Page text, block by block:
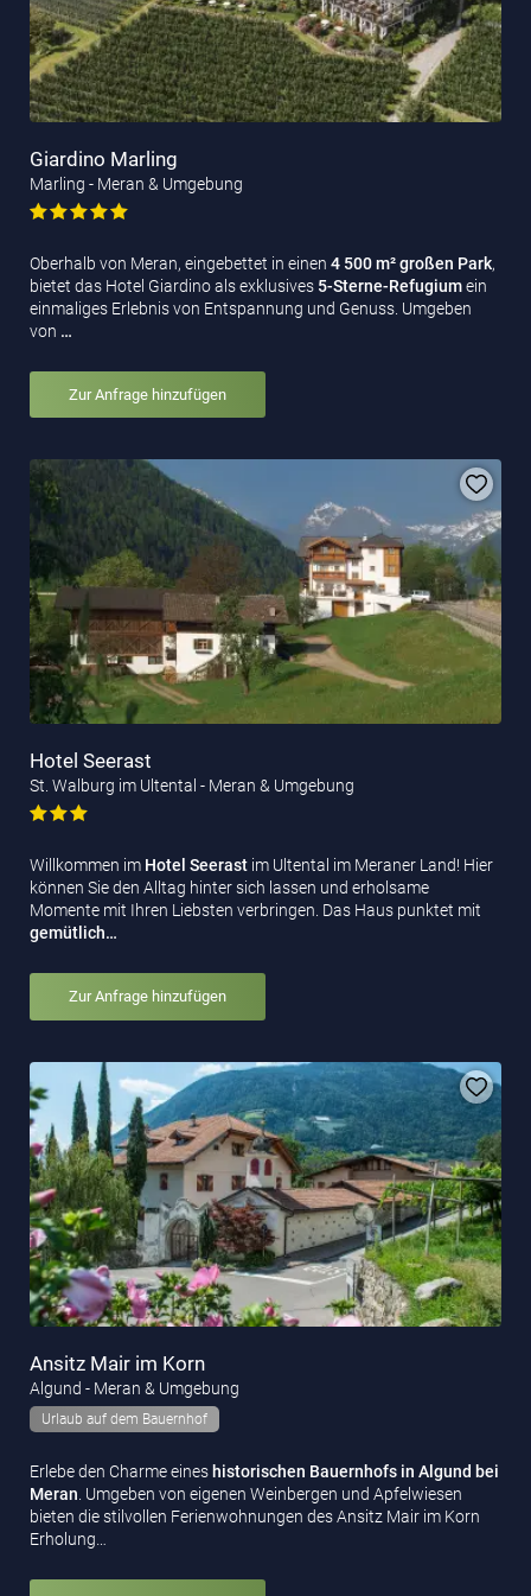
Giardino Marling
Marling - Meran & Umgebung
Oberhalb von Meran, eingebettet in einen 4 500 m² großen Park,
bietet das Hotel Giardino als exklusives 5-Sterne-Refugiumein
einmaliges Erlebnis von Entspannung und Genuss. Umgeben
von …
Zur Anfrage hinzufügen
Hotel Seerast
St. Walburg im Ultental - Meran & Umgebung
Willkommen im Hotel Seerast im Ultental im Meraner Land! Hier
können Sie den Alltag hinter sich lassen und erholsame
Momente mit Ihren Liebsten verbringen. Das Haus punktet mit
gemütlich…
Zur Anfrage hinzufügen
Ansitz Mair im Korn
Algund - Meran & Umgebung
Urlaub auf dem Bauernhof
Erlebe den Charme eines historischen Bauernhofs in Algund bei
Meran . Umgeben von eigenen Weinbergen und Apfelwiesen
bieten die stilvollen Ferienwohnungen des Ansitz Mair im Korn
Erholung…